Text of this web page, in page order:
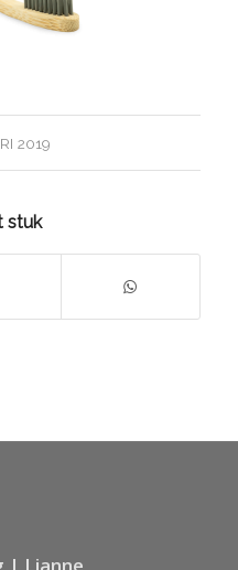
2019
stuk